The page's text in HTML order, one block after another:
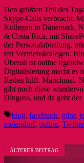
Den größten Teil des
Skype-Calls verbracht.
Kollegen in Dänemark,
& Costa Rica, mit
der Personalabteilung,
mit Vertriebskollegen.
Überall ist online
Digitalisierung macht es
Reden hilft. Manchmal.
gibt noch diese
Dingens, und da geht der
Schlagwörter
blog, facebook, gdpr,
meiendorf, online, Twitter
ÄLTERER BEITRAG